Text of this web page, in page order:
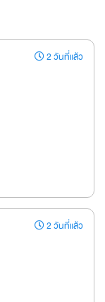
2 วันที่แล้ว
2 วันที่แล้ว